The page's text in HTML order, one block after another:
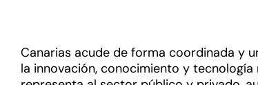
Canarias acude de forma coordinada y
la innovación, conocimiento y